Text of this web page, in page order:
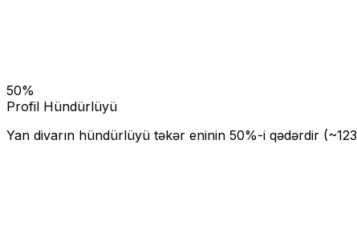
50%
Profil Hündürlüyü
Yan divarın hündürlüyü təkər eninin 50%-i qədərdir (~123